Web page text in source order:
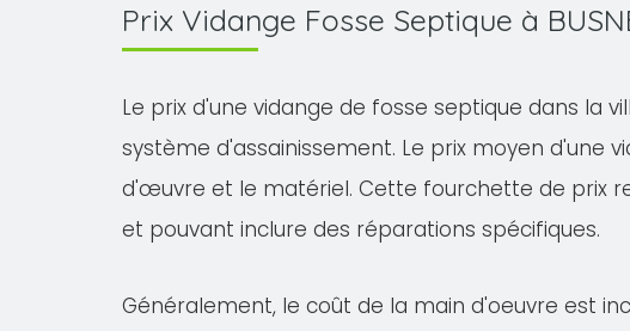
Prix Vidange Fosse Septique à
Le prix d'une vidange de fosse septique dans la
système d'assainissement. Le prix moyen d'une
d'œuvre et le matériel. Cette fourchette de prix
et pouvant inclure des réparations spécifiques.
Généralement, le coût de la main d'oeuvre est